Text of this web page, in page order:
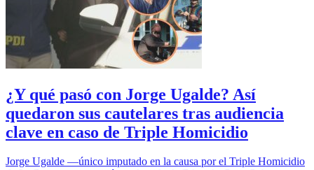
¿Y qué pasó con Jorge Ugalde? Así
quedaron sus cautelares tras audiencia
clave en caso de Triple Homicidio
Jorge Ugalde —único imputado en la causa por el Triple Homicidio